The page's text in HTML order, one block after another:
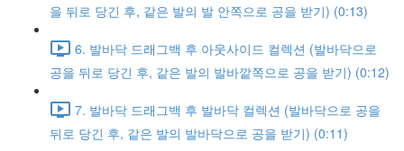
을 뒤로 당긴 후, 같은 발의 발 안쪽으로 공을 받기) (0:13)
6. 발바닥 드래그백 후 아웃사이드 컬렉션 (발바닥으로
공을 뒤로 당긴 후, 같은 발의 발바깥쪽으로 공을 받기) (0:12)
7. 발바닥 드래그백 후 발바닥 컬렉션 (발바닥으로 공을
뒤로 당긴 후, 같은 발의 발바닥으로 공을 받기) (0:11)